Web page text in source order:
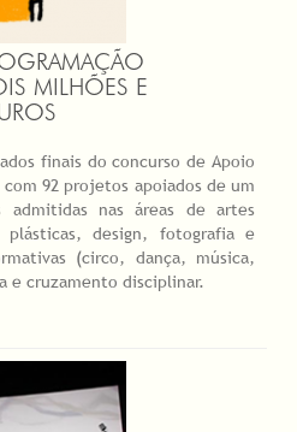
MILHÕES E
finais do concurso de Apoio
92 projetos apoiados de um
nas áreas de artes
design, fotografia e
(circo, dança, música,
e cruzamento disciplinar.